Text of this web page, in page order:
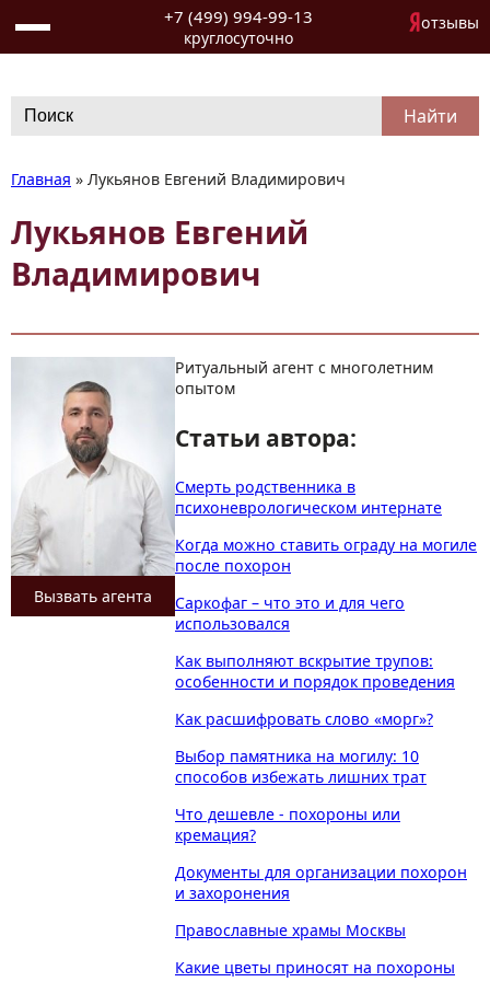
+7 (499) 994-99-13
круглосуточно
отзывы
for:
Главная » Лукьянов Евгений Владимирович
Лукьянов Евгений
Владимирович
Вызвать агента
Ритуальный агент с многолетним
опытом
Статьи автора:
Смерть родственника в
психоневрологическом интернате
Когда можно ставить ограду на могиле
после похорон
Саркофаг – что это и для чего
использовался
Как выполняют вскрытие трупов:
особенности и порядок проведения
Как расшифровать слово «морг»?
Выбор памятника на могилу: 10
способов избежать лишних трат
Что дешевле - похороны или
кремация?
Документы для организации похорон
и захоронения
Православные храмы Москвы
Какие цветы приносят на похороны